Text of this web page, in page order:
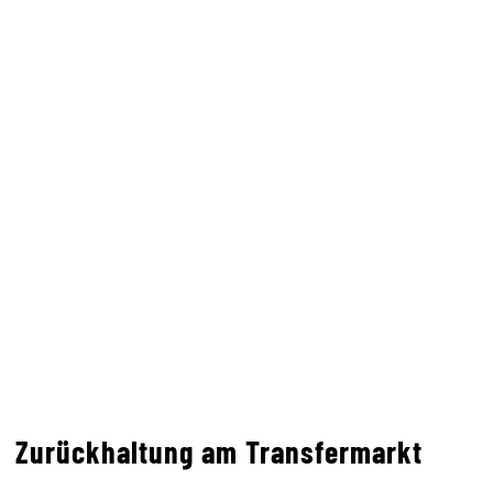
Zurückhaltung am Transfermarkt